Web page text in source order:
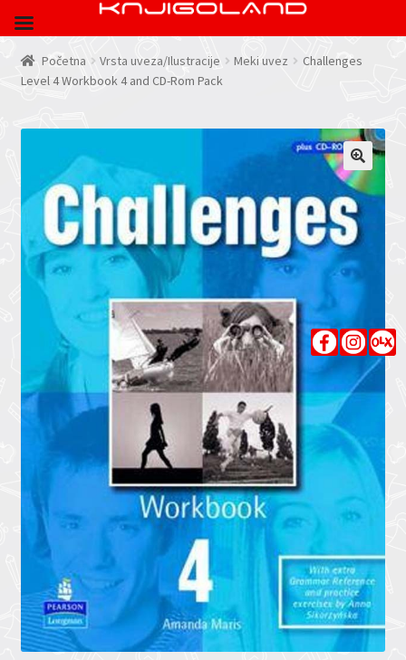
Početna Vrsta uveza/Ilustracije Meki uvez
Challenges
Level 4 Workbook 4 and CD-Rom Pack